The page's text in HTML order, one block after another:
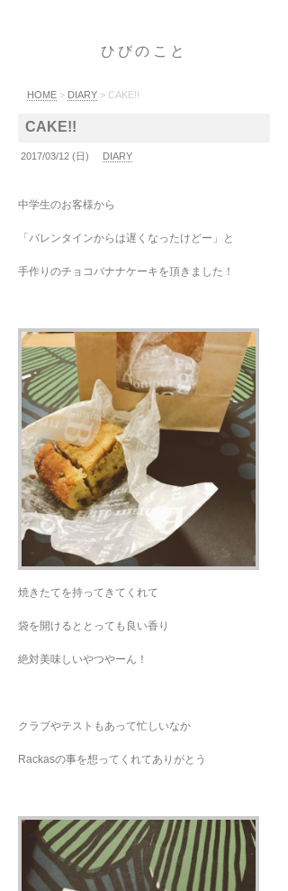
ひびのこと
HOME > DIARY > CAKE!!
CAKE!!
2017/03/12 (日) DIARY
中学生のお客様から
「バレンタインからは遅くなったけどー」と
手作りのチョコバナナケーキを頂きました！
焼きたてを持ってきてくれて
袋を開けるととっても良い香り
絶対美味しいやつやーん！
クラブやテストもあって忙しいなか
Rackasの事を想ってくれてありがとう